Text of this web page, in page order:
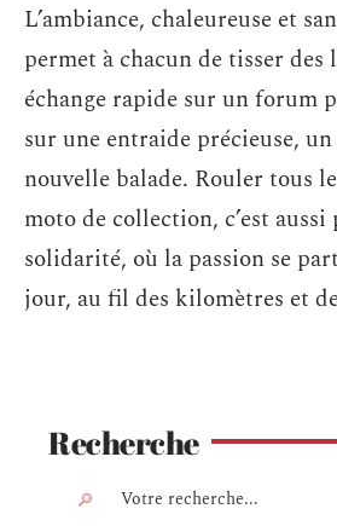
L’ambiance, chaleureuse et
permet à chacun de tisser
échange rapide sur un forum
sur une entraide précieuse,
nouvelle balade. Rouler tous
moto de collection, c’est
solidarité, où la passion se
jour, au fil des kilomètres et
Recherche